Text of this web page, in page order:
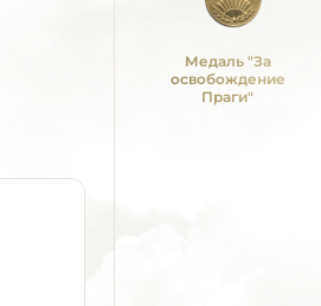
Медаль "За
освобождение
Праги"